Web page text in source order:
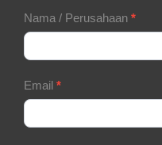
Contact
Form
Nama / Perusahaan *
Email *